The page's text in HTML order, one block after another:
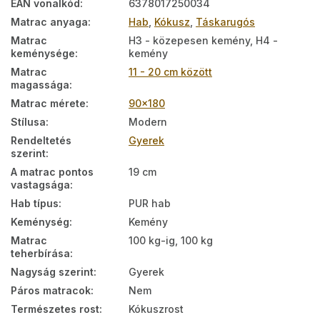
EAN vonalkód:
6378017250034
Matrac anyaga: Hab Kókusz Táskarugós
Matrac
keménysége:
H3 - közepesen kemény, H4 -
kemény
Matrac
magassága:
11 - 20 cm között
Matrac mérete:
90x180
Stílusa:
Modern
Rendeltetés
szerint:
Gyerek
A matrac pontos
vastagsága:
19 cm
Hab típus:
PUR hab
Keménység:
Kemény
Matrac
teherbírása:
100 kg-ig, 100 kg
Nagyság szerint:
Gyerek
Páros matracok:
Nem
Természetes rost: Kókuszrost